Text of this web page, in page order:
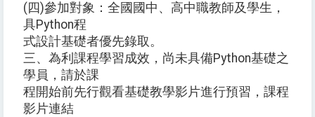
(四)參加對象：全國國中、高中職教師及學生，
具Python程
式設計基礎者優先錄取。
三、為利課程學習成效，尚未具備Python基礎之
學員，請於課
程開始前先行觀看基礎教學影片進行預習，課程
影片連結